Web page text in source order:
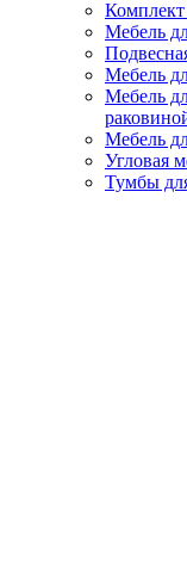
Комплект
Мебель
Мебель
Мебель
Мебель
Угловая
Тумбы